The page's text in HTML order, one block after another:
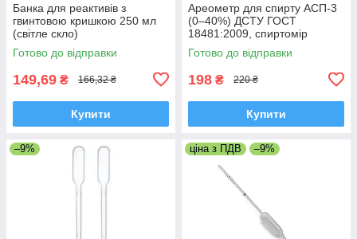
Банка для реактивів з
гвинтовою кришкою 250 мл
(світле скло)
Готово до відправки
149,69 ₴ 166,32 ₴
Купити
Ареометр для спирту АСП-3
(0–40%) ДСТУ ГОСТ
18481:2009, спиртомір
лабораторний
Готово до відправки
198 ₴ 220 ₴
Купити
–9% ціна з ПДВ –9%